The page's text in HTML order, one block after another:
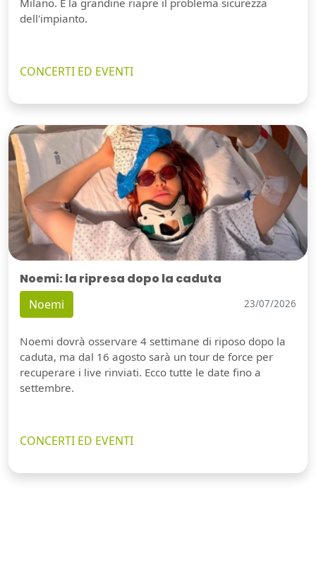
Milano. E la grandine riapre il problema sicurezza
dell'impianto.
CONCERTI ED EVENTI
Noemi: la ripresa dopo la caduta
Noemi 23/07/2026
Noemi dovrà osservare 4 settimane di riposo dopo la
caduta, ma dal 16 agosto sarà un tour de force per
recuperare i live rinviati. Ecco tutte le date fino a
settembre.
CONCERTI ED EVENTI